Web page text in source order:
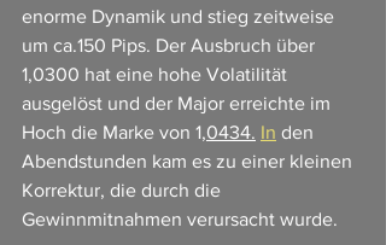
enorme Dynamik und stieg zeitweise
um ca.150 Pips. Der Ausbruch über
1,0300 hat eine hohe Volatilität
ausgelöst und der Major erreichte im
Hoch die Marke von 1,0434. In den
Abendstunden kam es zu einer kleinen
Korrektur, die durch die
Gewinnmitnahmen verursacht wurde.